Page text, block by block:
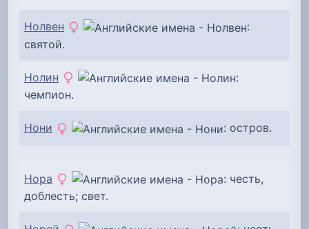
Нолвен
:
святой.
Нолин
:
чемпион.
Нони : остров.
Нора
: честь,
доблесть; свет.